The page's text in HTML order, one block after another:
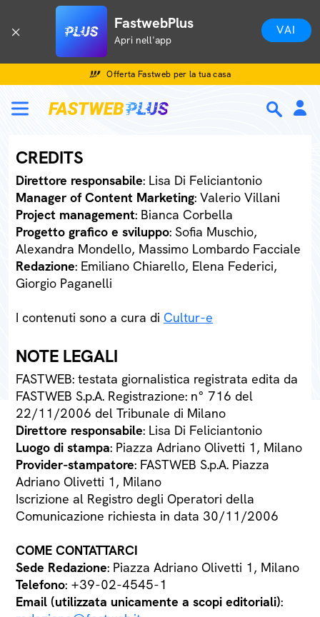
FastwebPlus
Apri nell'app
VAI
Offerta Fastweb per la tua casa
CREDITS
Direttore responsabile: Lisa Di Feliciantonio
Manager of Content Marketing: Valerio Villani
Project management: Bianca Corbella
Progetto grafico e sviluppo: Sofia Muschio,
Alexandra Mondello, Massimo Lombardo Facciale
Redazione: Emiliano Chiarello, Elena Federici,
Giorgio Paganelli
I contenuti sono a cura di Cultur-e
NOTE LEGALI
FASTWEB: testata giornalistica registrata edita da
FASTWEB S.p.A. Registrazione: n° 716 del
22/11/2006 del Tribunale di Milano
Direttore responsabile: Lisa Di Feliciantonio
Luogo di stampa: Piazza Adriano Olivetti 1, Milano
Provider-stampatore: FASTWEB S.p.A. Piazza
Adriano Olivetti 1, Milano
Iscrizione al Registro degli Operatori della
Comunicazione richiesta in data 30/11/2006
COME CONTATTARCI
Sede Redazione: Piazza Adriano Olivetti 1, Milano
Telefono: +39-02-4545-1
Email (utilizzata unicamente a scopi editoriali):